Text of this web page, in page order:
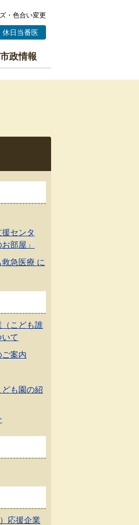
・色合い変更
休日当番医
市政情報
センタ
部屋」
急医療 に
こども誰
て
案内
も園の紹
応援企業